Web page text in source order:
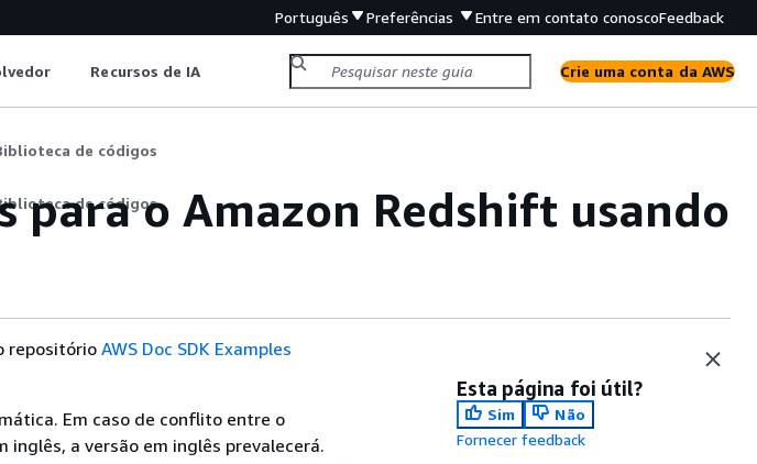
Português Preferências Entre em contato conoscoFeedback
Recursos de IA Crie uma conta da AWS
de códigos
de códigos
para o Amazon Redshift usando
repositórioAWS Doc SDK Examples
Em caso de conflito entre o
a versão em inglês prevalecerá.
Esta página foi útil?
Sim
Não
Fornecer feedback